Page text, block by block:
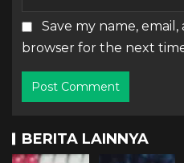
Save my name,
browser for the next
BERITA LAINNYA